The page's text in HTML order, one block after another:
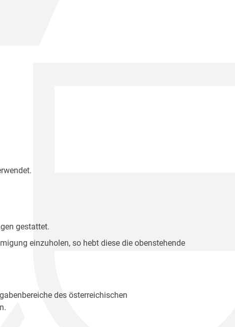
gestattet.
einzuholen, so hebt diese die obenstehende
des österreichischen